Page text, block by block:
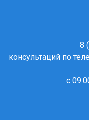
8
консультаций по
с